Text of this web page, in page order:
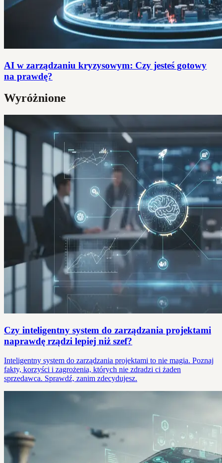
AI w zarządzaniu kryzysowym: Czy jesteś gotowy
na prawdę?
Wyróżnione
Czy inteligentny system do zarządzania projektami
naprawdę rządzi lepiej niż szef?
Inteligentny system do zarządzania projektami to nie magia. Poznaj
fakty, korzyści i zagrożenia, których nie zdradzi ci żaden
sprzedawca. Sprawdź, zanim zdecydujesz.